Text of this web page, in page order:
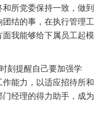
所党委保持一致，做到
结的事，在执行管理工
我能够给下属员工起模
刻提醒自己要加强学
能力，以适应招待所和
经理的得力助手，成为